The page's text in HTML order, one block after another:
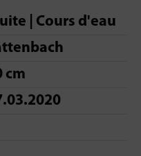
| Cours d'eau
cm